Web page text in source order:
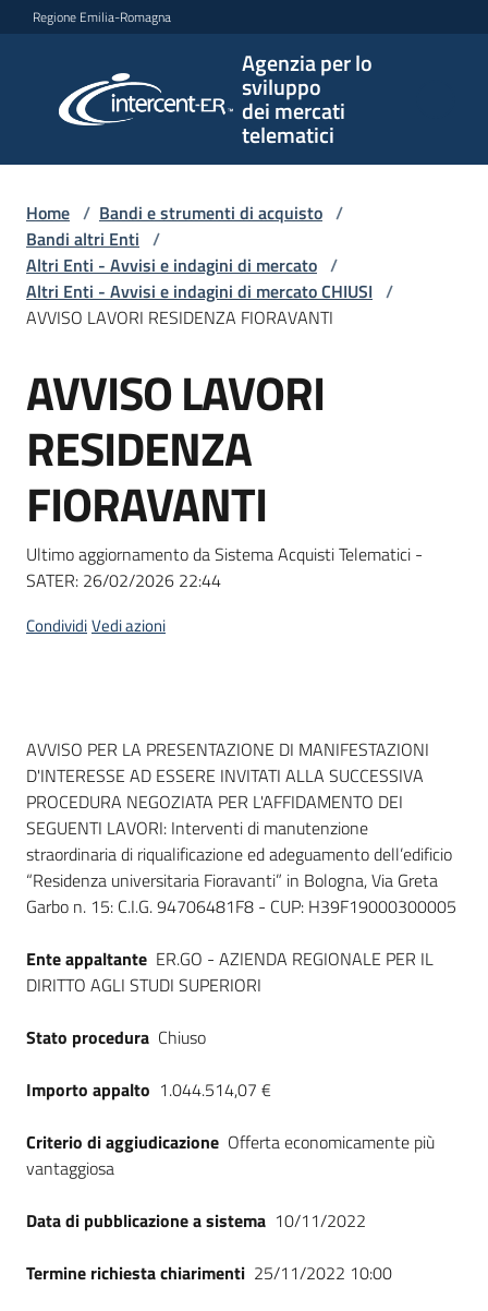
Vai al contenuto
Vai alla navigazione
Vai al footer
Regione Emilia-Romagna
Agenzia per lo
sviluppo
dei mercati
telematici
per lo
sviluppo
telematici
L'Agenzia
Bandi
strumenti
acquisto
Supporto
English
site
Seguici
Home / Bandi e strumenti di acquisto /
Bandi altri Enti /
Altri Enti - Avvisi e indagini di mercato /
Altri Enti - Avvisi e indagini di mercato CHIUSI /
AVVISO LAVORI RESIDENZA FIORAVANTI
Salta al contenuto
AVVISO LAVORI
RESIDENZA
FIORAVANTI
Ultimo aggiornamento da Sistema Acquisti Telematici -
SATER: 26/02/2026 22:44
CondividiVedi azioni
Dati del bando
AVVISO PER LA PRESENTAZIONE DI MANIFESTAZIONI
D'INTERESSE AD ESSERE INVITATI ALLA SUCCESSIVA
PROCEDURA NEGOZIATA PER L'AFFIDAMENTO DEI
SEGUENTI LAVORI: Interventi di manutenzione
straordinaria di riqualificazione ed adeguamento dell’edificio
“Residenza universitaria Fioravanti” in Bologna, Via Greta
Garbo n. 15: C.I.G. 94706481F8 - CUP: H39F19000300005
Ente appaltante ER.GO - AZIENDA REGIONALE PER IL
DIRITTO AGLI STUDI SUPERIORI
Stato procedura Chiuso
Importo appalto 1.044.514,07 €
Criterio di aggiudicazione Offerta economicamente più
vantaggiosa
Data di pubblicazione a sistema 10/11/2022
Termine richiesta chiarimenti 25/11/2022 10:00